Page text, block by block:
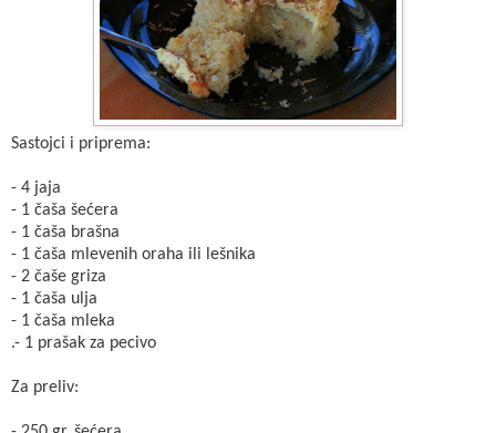
Sastojci i priprema:
- 4 jaja
- 1 čaša šećera
- 1 čaša brašna
- 1 čaša mlevenih oraha ili lešnika
- 2 čaše griza
- 1 čaša ulja
- 1 čaša mleka
.- 1 prašak za pecivo
Za preliv: